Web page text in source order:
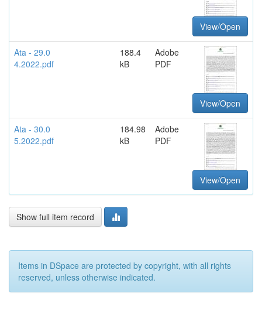
View/Open
Ata - 29.0
4.2022.pdf
188.4
kB
Adobe
PDF
View/Open
Ata - 30.0
5.2022.pdf
184.98
kB
Adobe
PDF
View/Open
Show full item record
Items in DSpace are protected by copyright, with all rights
reserved, unless otherwise indicated.